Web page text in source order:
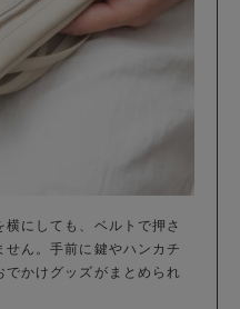
にしても、ベルトで押さ
ん。手前に鍵やハンカチ
かけグッズがまとめられ